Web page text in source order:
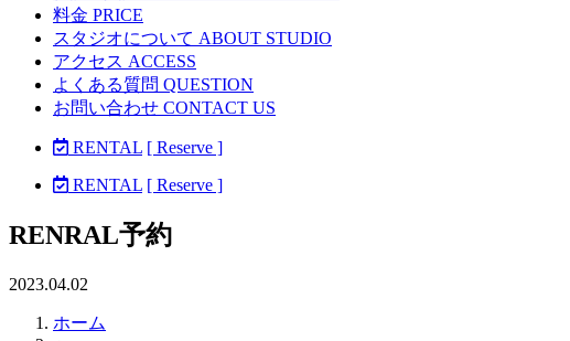
料金 PRICE
スタジオについて ABOUT STUDIO
アクセス ACCESS
よくある質問 QUESTION
お問い合わせ CONTACT US
RENTAL [ Reserve ]
RENTAL [ Reserve ]
RENRAL予約
2023.04.02
ホーム